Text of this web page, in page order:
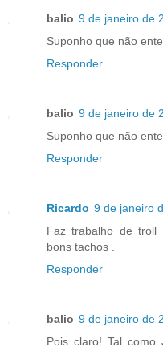
balio 9 de janeiro de
Suponho que não
Responder
balio 9 de janeiro de
Suponho que não
Responder
Ricardo 9 de janeiro
Faz trabalho de troll
bons tachos .
Responder
balio 9 de janeiro de
Pois claro! Tal como